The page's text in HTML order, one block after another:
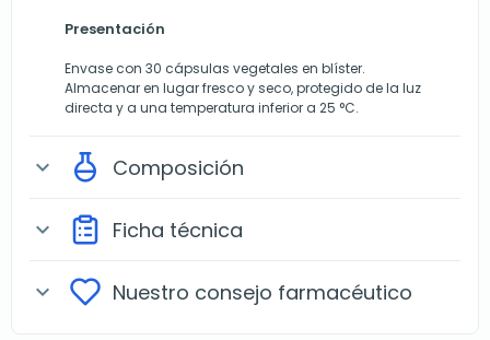
Presentación
Envase con 30 cápsulas vegetales en blíster.
Almacenar en lugar fresco y seco, protegido de la luz
directa y a una temperatura inferior a 25 °C.
expand_more Composición
expand_more Ficha técnica
expand_more Nuestro consejo farmacéutico